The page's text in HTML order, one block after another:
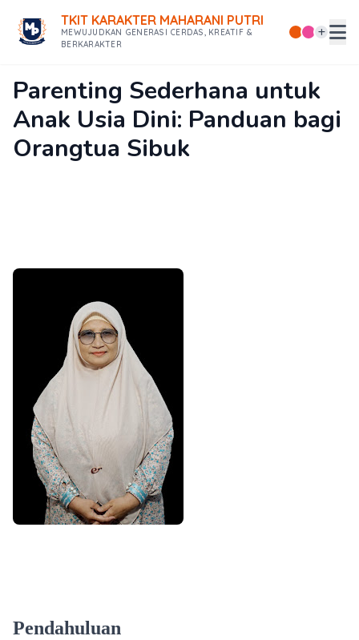
TKIT KARAKTER MAHARANI PUTRI
MEWUJUDKAN GENERASI CERDAS, KREATIF &
BERKARAKTER
Parenting Sederhana untuk
Anak Usia Dini: Panduan bagi
Orangtua Sibuk
Pendahuluan